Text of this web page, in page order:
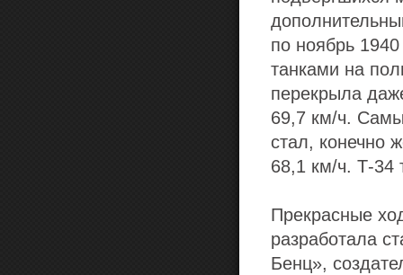
по ноябрь
танками на
перекрыла
69,7 км/ч.
стал, конечно
68,1 км/ч. Т-34
Прекрасные
разработала
Бенц»,